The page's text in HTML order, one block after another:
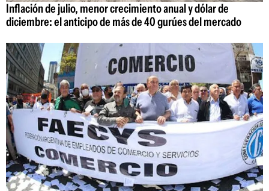
Inflación de julio, menor crecimiento anual y dólar de
diciembre: el anticipo de más de 40 gurúes del mercado